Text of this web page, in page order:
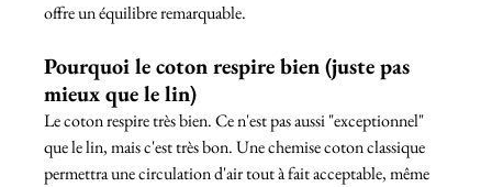
offre un équilibre remarquable.
Pourquoi le coton respire bien (juste pas
mieux que le lin)
Le coton respire très bien. Ce n'est pas aussi "exceptionnel"
que le lin, mais c'est très bon. Une chemise coton classique
permettra une circulation d'air tout à fait acceptable, même